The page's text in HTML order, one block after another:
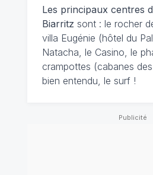
Les principaux centres
Biarritz sont : le rocher
villa Eugénie (hôtel du
Natacha, le Casino, le
crampottes (cabanes
bien entendu, le surf !